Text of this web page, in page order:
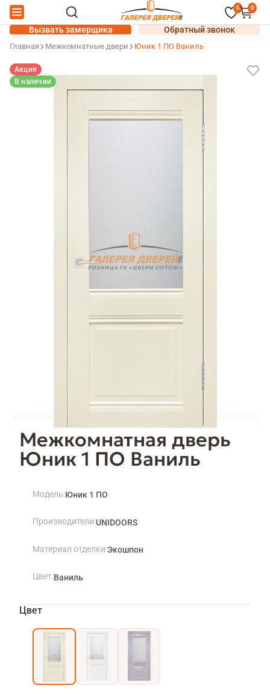
0 0
Вызвать замерщика Обратный звонок
Главная Межкомнатные двери Юник 1 ПО Ваниль
Межкомнатная дверь
Юник 1 ПО Ваниль
Акция
В наличии
Модель Юник 1 ПО
Производители UNIDOORS
Материал отделки Экошпон
Цвет Ваниль
Цвет